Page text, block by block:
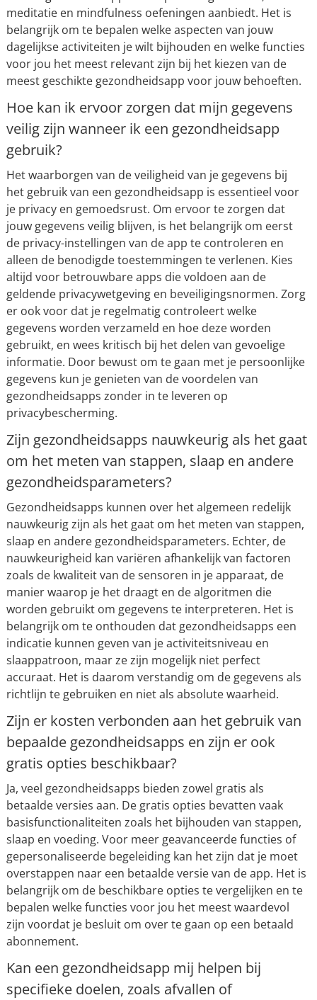
meditatie en mindfulness oefeningen aanbiedt. Het is
belangrijk om te bepalen welke aspecten van jouw
dagelijkse activiteiten je wilt bijhouden en welke functies
voor jou het meest relevant zijn bij het kiezen van de
meest geschikte gezondheidsapp voor jouw behoeften.
Hoe kan ik ervoor zorgen dat mijn gegevens
veilig zijn wanneer ik een gezondheidsapp
gebruik?
Het waarborgen van de veiligheid van je gegevens bij
het gebruik van een gezondheidsapp is essentieel voor
je privacy en gemoedsrust. Om ervoor te zorgen dat
jouw gegevens veilig blijven, is het belangrijk om eerst
de privacy-instellingen van de app te controleren en
alleen de benodigde toestemmingen te verlenen. Kies
altijd voor betrouwbare apps die voldoen aan de
geldende privacywetgeving en beveiligingsnormen. Zorg
er ook voor dat je regelmatig controleert welke
gegevens worden verzameld en hoe deze worden
gebruikt, en wees kritisch bij het delen van gevoelige
informatie. Door bewust om te gaan met je persoonlijke
gegevens kun je genieten van de voordelen van
gezondheidsapps zonder in te leveren op
privacybescherming.
Zijn gezondheidsapps nauwkeurig als het gaat
om het meten van stappen, slaap en andere
gezondheidsparameters?
Gezondheidsapps kunnen over het algemeen redelijk
nauwkeurig zijn als het gaat om het meten van stappen,
slaap en andere gezondheidsparameters. Echter, de
nauwkeurigheid kan variëren afhankelijk van factoren
zoals de kwaliteit van de sensoren in je apparaat, de
manier waarop je het draagt en de algoritmen die
worden gebruikt om gegevens te interpreteren. Het is
belangrijk om te onthouden dat gezondheidsapps een
indicatie kunnen geven van je activiteitsniveau en
slaappatroon, maar ze zijn mogelijk niet perfect
accuraat. Het is daarom verstandig om de gegevens als
richtlijn te gebruiken en niet als absolute waarheid.
Zijn er kosten verbonden aan het gebruik van
bepaalde gezondheidsapps en zijn er ook
gratis opties beschikbaar?
Ja, veel gezondheidsapps bieden zowel gratis als
betaalde versies aan. De gratis opties bevatten vaak
basisfunctionaliteiten zoals het bijhouden van stappen,
slaap en voeding. Voor meer geavanceerde functies of
gepersonaliseerde begeleiding kan het zijn dat je moet
overstappen naar een betaalde versie van de app. Het is
belangrijk om de beschikbare opties te vergelijken en te
bepalen welke functies voor jou het meest waardevol
zijn voordat je besluit om over te gaan op een betaald
abonnement.
Kan een gezondheidsapp mij helpen bij
specifieke doelen, zoals afvallen of